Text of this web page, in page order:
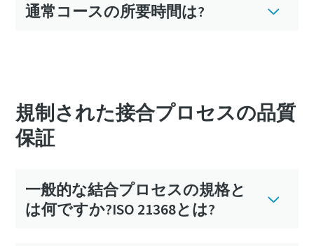
通常コースの所要時間は?
規制された接合プロセスの品質
保証
一般的な結合プロセスの規格と
は何ですか?ISO 21368とは?